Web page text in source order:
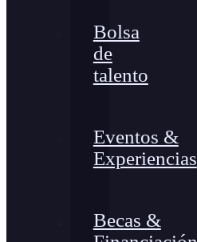
Bolsa
de
talento
Eventos &
Experiencias
Becas &